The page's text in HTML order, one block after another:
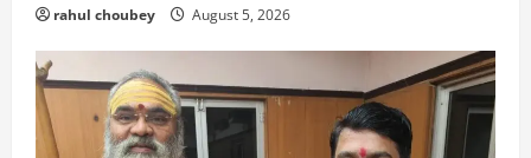
rahul choubey August 5, 2026